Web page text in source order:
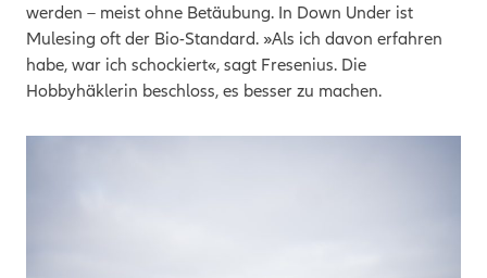
werden – meist ohne Betäubung. In Down Under ist
Mulesing oft der Bio-Standard. »Als ich davon erfahren
habe, war ich schockiert«, sagt Fresenius. Die
Hobbyhäklerin beschloss, es besser zu machen.